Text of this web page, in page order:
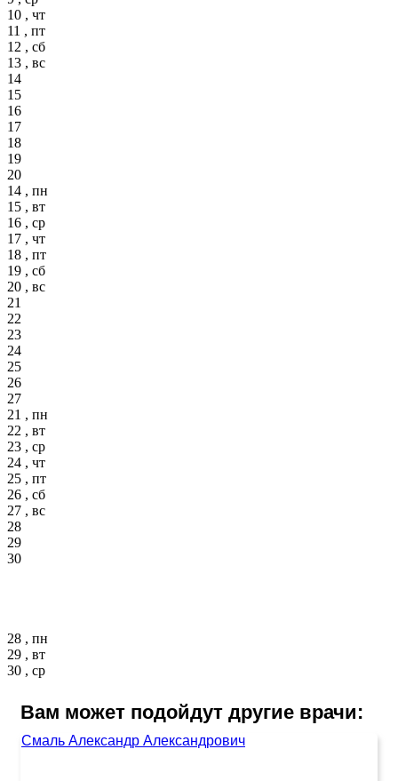
10 , чт
11 , пт
12 , сб
13 , вс
14
15
16
17
18
19
20
14 , пн
15 , вт
16 , ср
17 , чт
18 , пт
19 , сб
20 , вс
21
22
23
24
25
26
27
21 , пн
22 , вт
23 , ср
24 , чт
25 , пт
26 , сб
27 , вс
28
29
30
28 , пн
29 , вт
30 , ср
Вам может подойдут другие врачи:
Смаль Александр Александрович